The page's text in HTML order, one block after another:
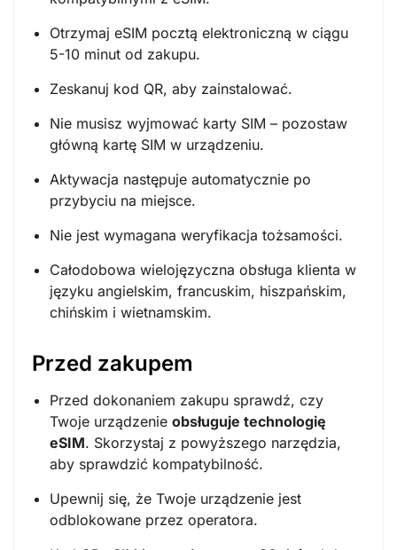
Otrzymaj eSIM pocztą elektroniczną w ciągu
5-10 minut od zakupu.
Zeskanuj kod QR, aby zainstalować.
Nie musisz wyjmować karty SIM – pozostaw
główną kartę SIM w urządzeniu.
Aktywacja następuje automatycznie po
przybyciu na miejsce.
Nie jest wymagana weryfikacja tożsamości.
Całodobowa wielojęzyczna obsługa klienta w
języku angielskim, francuskim, hiszpańskim,
chińskim i wietnamskim.
Przed zakupem
Przed dokonaniem zakupu sprawdź, czy
Twoje urządzenie obsługuje technologię
eSIM. Skorzystaj z powyższego narzędzia,
aby sprawdzić kompatybilność.
Upewnij się, że Twoje urządzenie jest
odblokowane przez operatora.